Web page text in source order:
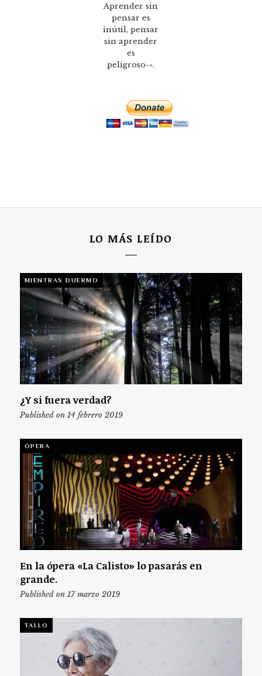
Aprender sin
pensar es
inútil, pensar
sin aprender
es
peligroso-«.
LO MÁS LEÍDO
MIENTRAS DUERMO
¿Y si fuera verdad?
Published on 14 febrero 2019
ÓPERA
En la ópera «La Calisto» lo pasarás en
grande.
Published on 17 marzo 2019
TALLO